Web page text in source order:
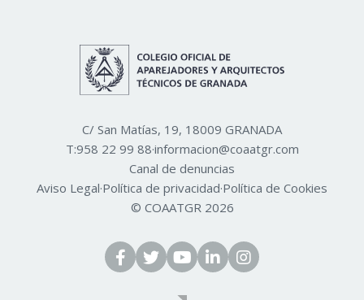
C/ San Matías, 19, 18009 GRANADA
T:958 22 99 88·informacion@coaatgr.com
Canal de denuncias
Aviso Legal·Política de privacidad·Política de Cookies
© COAATGR 2026